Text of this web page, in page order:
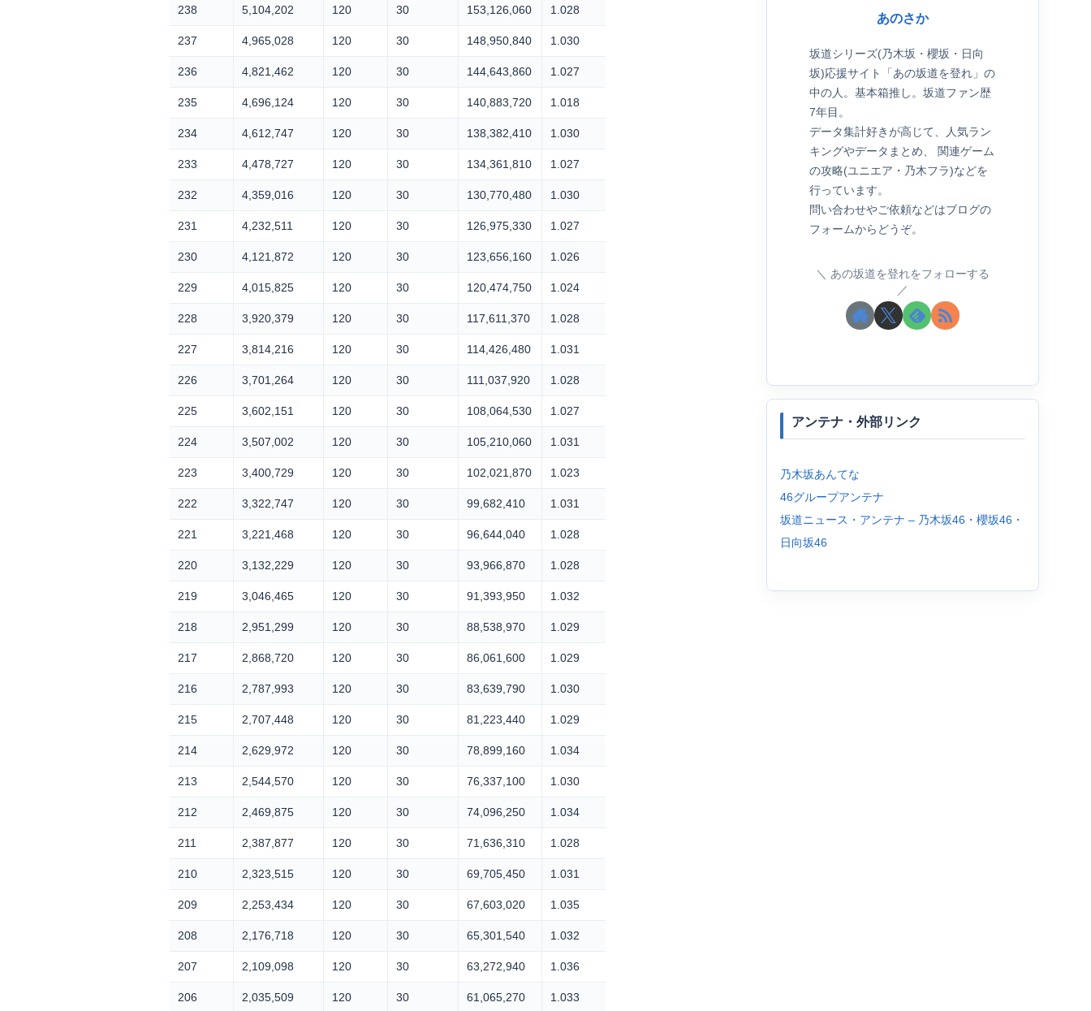
238 5,104,202 120 30 153,126,060 1.028
237 4,965,028 120 30 148,950,840 1.030
236 4,821,462 120 30 144,643,860 1.027
235 4,696,124 120 30 140,883,720 1.018
234 4,612,747 120 30 138,382,410 1.030
233 4,478,727 120 30 134,361,810 1.027
232 4,359,016 120 30 130,770,480 1.030
231 4,232,511 120 30 126,975,330 1.027
230 4,121,872 120 30 123,656,160 1.026
229 4,015,825 120 30 120,474,750 1.024
228 3,920,379 120 30 117,611,370 1.028
227 3,814,216 120 30 114,426,480 1.031
226 3,701,264 120 30 111,037,920 1.028
225 3,602,151 120 30 108,064,530 1.027
224 3,507,002 120 30 105,210,060 1.031
223 3,400,729 120 30 102,021,870 1.023
222 3,322,747 120 30 99,682,410 1.031
221 3,221,468 120 30 96,644,040 1.028
220 3,132,229 120 30 93,966,870 1.028
219 3,046,465 120 30 91,393,950 1.032
218 2,951,299 120 30 88,538,970 1.029
217 2,868,720 120 30 86,061,600 1.029
216 2,787,993 120 30 83,639,790 1.030
215 2,707,448 120 30 81,223,440 1.029
214 2,629,972 120 30 78,899,160 1.034
213 2,544,570 120 30 76,337,100 1.030
212 2,469,875 120 30 74,096,250 1.034
211 2,387,877 120 30 71,636,310 1.028
210 2,323,515 120 30 69,705,450 1.031
209 2,253,434 120 30 67,603,020 1.035
208 2,176,718 120 30 65,301,540 1.032
207 2,109,098 120 30 63,272,940 1.036
206 2,035,509 120 30 61,065,270 1.033
あのさか
坂道シリーズ(乃木坂・櫻坂・日向
坂)応援サイト「あの坂道を登れ」の
中の人。基本箱推し。坂道ファン歴
7年目。
データ集計好きが高じて、人気ラン
キングやデータまとめ、 関連ゲーム
の攻略(ユニエア・乃木フラ)などを
行っています。
問い合わせやご依頼などはブログの
フォームからどうぞ。
あの坂道を登れをフォローする
アンテナ・外部リンク
乃木坂あんてな
46グループアンテナ
坂道ニュース・アンテナ – 乃木坂46・櫻坂46・
日向坂46